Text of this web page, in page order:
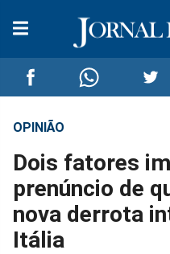
Compartilhar
no
Facebook
Compartilhar
no
Whatsapp
no
OPINIÃO
Dois fatores
prenúncio de
nova derrota
Itália